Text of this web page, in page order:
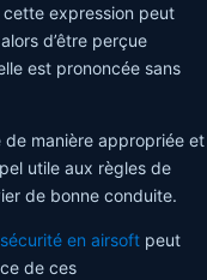
expression peut
d’être perçue
est prononcée sans
de manière appropriée et
utile aux règles de
de bonne conduite.
en airsoft peut
de ces